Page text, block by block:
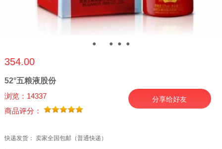
● ● ● ●
354.00
52°五粮液股份
浏览：14337
商品评分：
分享给好友
快递发货： 卖家全国包邮（普通快递）